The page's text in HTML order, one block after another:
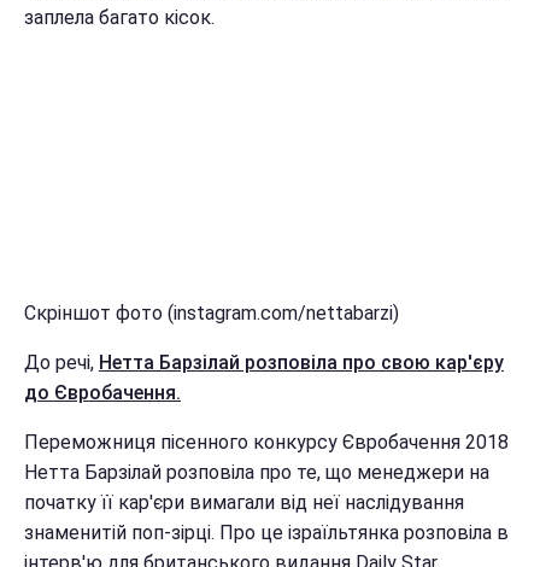
заплела багато кісок.
Скріншот фото (instagram.com/nettabarzi)
До речі, Нетта Барзілай розповіла про свою кар'єру
до Євробачення.
Переможниця пісенного конкурсу Євробачення 2018
Нетта Барзілай розповіла про те, що менеджери на
початку її кар'єри вимагали від неї наслідування
знаменитій поп-зірці. Про це ізраїльтянка розповіла в